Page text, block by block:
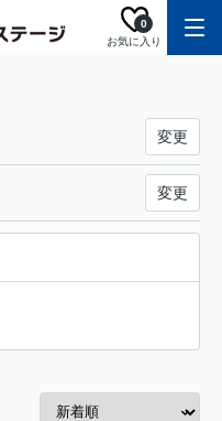
お気に入り
0
変更
変更